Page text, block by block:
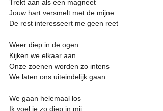
Trekt aan als een magneet
Jouw hart versmelt met de mijne
De rest interesseert me geen reet
Weer diep in de ogen
Kijken we elkaar aan
Onze zoenen worden zo intens
We laten ons uiteindelijk gaan
We gaan helemaal los
Ik voel je zo diep in mij